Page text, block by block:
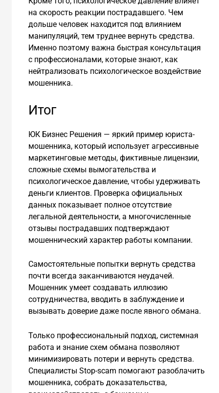
на скорость реакции пострадавшего. Чем
дольше человек находится под влиянием
манипуляций, тем труднее вернуть средства.
Именно поэтому важна быстрая консультация
с профессионалами, которые знают, как
нейтрализовать психологическое воздействие
мошенника.
Итог
ЮК Бизнес Решения — яркий пример юриста-
мошенника, который использует агрессивные
маркетинговые методы, фиктивные лицензии,
сложные схемы вымогательства и
психологическое давление, чтобы удерживать
деньги клиентов. Проверка официальных
данных показывает полное отсутствие
легальной деятельности, а многочисленные
отзывы пострадавших подтверждают
мошеннический характер работы компании.
Самостоятельные попытки вернуть средства
почти всегда заканчиваются неудачей.
Мошенник умеет создавать иллюзию
сотрудничества, вводить в заблуждение и
вызывать доверие даже после явного обмана.
Только профессиональный подход, системная
работа и знание схем обмана позволяют
минимизировать потери и вернуть средства.
Специалисты Stop-scam помогают разоблачить
мошенника, собрать доказательства,